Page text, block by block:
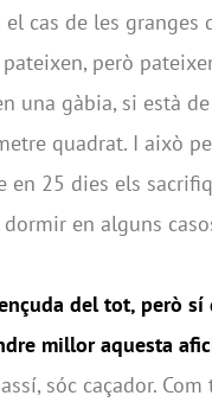
cas de les granges
però
una gàbia, si està
quadrat. I això
en 25 dies els
en alguns
del tot, però sí
millor aquesta
sóc caçador.